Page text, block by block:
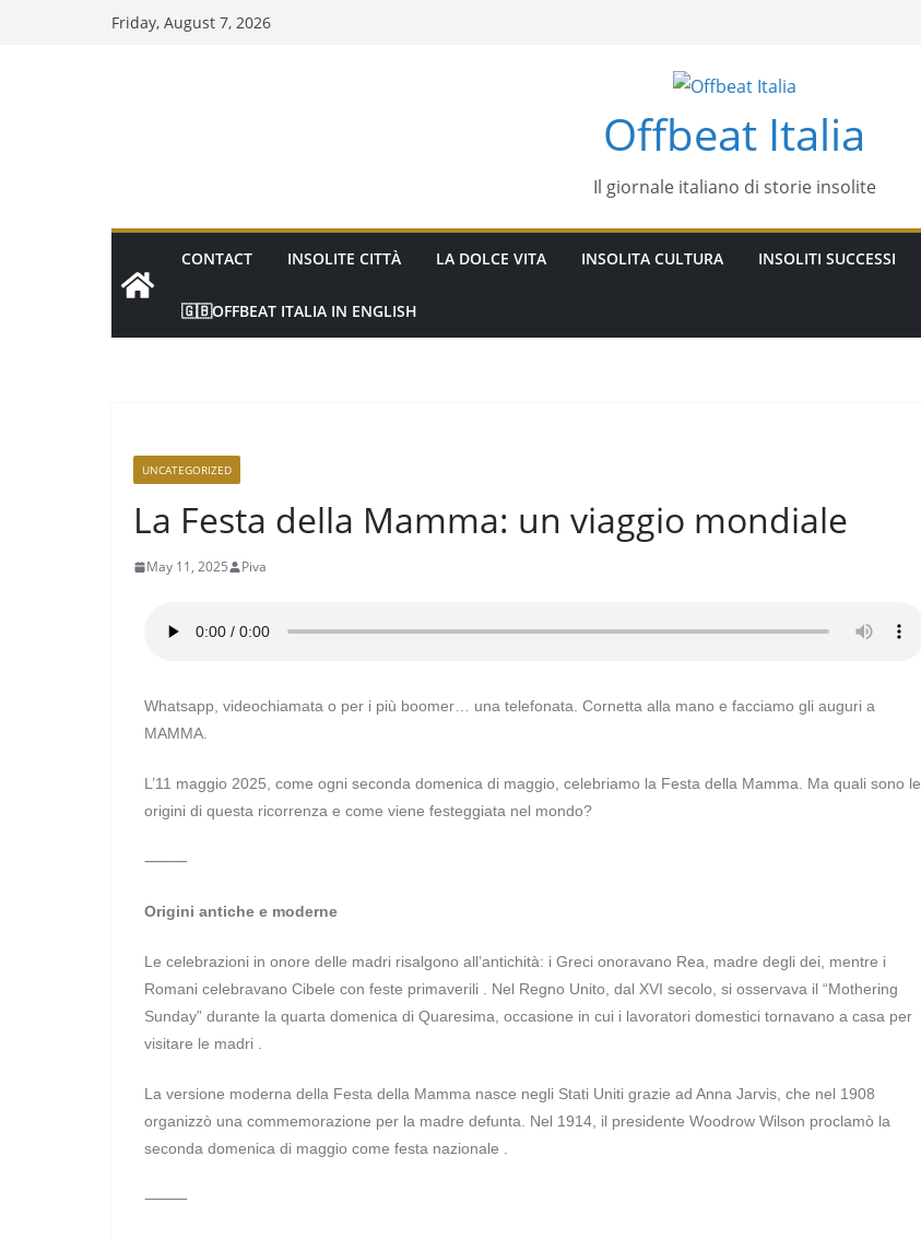
Friday, August 7, 2026
Offbeat Italia
Il giornale italiano di storie insolite
CONTACT INSOLITE CITTÀ LA DOLCE VITA INSOLITA CULTURA INSOLITI SUCCESSI
🇬🇧OFFBEAT ITALIA IN ENGLISH
UNCATEGORIZED
La Festa della Mamma: un viaggio mondiale
May 11, 2025 Piva
Whatsapp, videochiamata o per i più boomer… una telefonata. Cornetta alla mano e facciamo gli auguri a
MAMMA.
L’11 maggio 2025, come ogni seconda domenica di maggio, celebriamo la Festa della Mamma. Ma quali sono le
origini di questa ricorrenza e come viene festeggiata nel mondo?
⸻
Origini antiche e moderne
Le celebrazioni in onore delle madri risalgono all’antichità: i Greci onoravano Rea, madre degli dei, mentre i
Romani celebravano Cibele con feste primaverili . Nel Regno Unito, dal XVI secolo, si osservava il “Mothering
Sunday” durante la quarta domenica di Quaresima, occasione in cui i lavoratori domestici tornavano a casa per
visitare le madri .
La versione moderna della Festa della Mamma nasce negli Stati Uniti grazie ad Anna Jarvis, che nel 1908
organizzò una commemorazione per la madre defunta. Nel 1914, il presidente Woodrow Wilson proclamò la
seconda domenica di maggio come festa nazionale .
⸻